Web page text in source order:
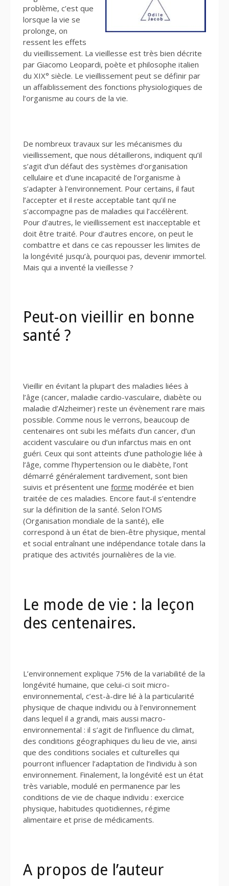
problème, c’est que
lorsque la vie se
prolonge, on
ressent les effets
du vieillissement. La vieillesse est très bien décrite
par Giacomo Leopardi, poète et philosophe italien
du XIX° siècle. Le vieillissement peut se définir par
un affaiblissement des fonctions physiologiques de
l’organisme au cours de la vie.
De nombreux travaux sur les mécanismes du
vieillissement, que nous détaillerons, indiquent qu’il
s’agit d’un défaut des systèmes d’organisation
cellulaire et d’une incapacité de l’organisme à
s’adapter à l’environnement. Pour certains, il faut
l’accepter et il reste acceptable tant qu’il ne
s’accompagne pas de maladies qui l’accélèrent.
Pour d’autres, le vieillissement est inacceptable et
doit être traité. Pour d’autres encore, on peut le
combattre et dans ce cas repousser les limites de
la longévité jusqu’à, pourquoi pas, devenir immortel.
Mais qui a inventé la vieillesse ?
Peut-on vieillir en bonne
santé ?
Vieillir en évitant la plupart des maladies liées à
l’âge (cancer, maladie cardio-vasculaire, diabète ou
maladie d’Alzheimer) reste un évènement rare mais
possible. Comme nous le verrons, beaucoup de
centenaires ont subi les méfaits d’un cancer, d’un
accident vasculaire ou d’un infarctus mais en ont
guéri. Ceux qui sont atteints d’une pathologie liée à
l’âge, comme l’hypertension ou le diabète, l’ont
démarré généralement tardivement, sont bien
suivis et présentent une forme modérée et bien
traitée de ces maladies. Encore faut-il s’entendre
sur la définition de la santé. Selon l’OMS
(Organisation mondiale de la santé), elle
correspond à un état de bien-être physique, mental
et social entraînant une indépendance totale dans la
pratique des activités journalières de la vie.
Le mode de vie : la leçon
des centenaires.
L’environnement explique 75% de la variabilité de la
longévité humaine, que celui-ci soit micro-
environnemental, c’est-à-dire lié à la particularité
physique de chaque individu ou à l’environnement
dans lequel il a grandi, mais aussi macro-
environnemental : il s’agit de l’influence du climat,
des conditions géographiques du lieu de vie, ainsi
que des conditions sociales et culturelles qui
pourront influencer l’adaptation de l’individu à son
environnement. Finalement, la longévité est un état
très variable, modulé en permanence par les
conditions de vie de chaque individu : exercice
physique, habitudes quotidiennes, régime
alimentaire et prise de médicaments.
A propos de l’auteur